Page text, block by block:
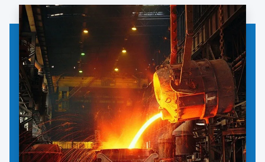
高温でも,高温でも,高温でも,高い腐食状態優れた性能,安定し
た品質,合理的な価格,間に合う配達,完璧なアフターセールス.
顧客により良い製品とより効率的なサービスを提供するため
に,協力,対勝,誠実...
クセサリーサプライヤーの多くとは 異なるのは 原材料から始
められるということですニッケルベースの合金粉末とHIP粉
末メタルージカル材料の原材料は自家製です.原材料の品質管
理: 厳格なプロセス制御半成品の試験: すべての製品には,生産
過程の流れにコードと加工日付が記され...